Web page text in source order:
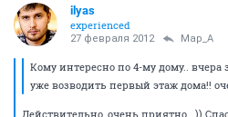
ilyas
experienced
27 февраля 2012 Мар_А
Кому интересно по 4-му дому.. вчера
уже возводить первый этаж дома!!
Действительно, очень приятно...))